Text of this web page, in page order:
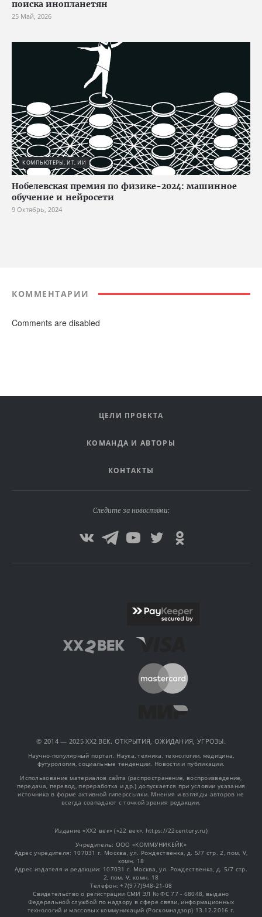
поиска инопланетян
25 Май, 2026
КОМПЬЮТЕРЫ, ИТ, ИИ
Нобелевская премия по физике-2024: машинное
обучение и нейросети
9 Октябрь, 2024
КОММЕНТАРИИ
Comments are disabled
ЦЕЛИ ПРОЕКТА
КОМАНДА И АВТОРЫ
КОНТАКТЫ
Следите за новостями:
© 2014 — 2025 XX2 ВЕК. ОТКРЫТИЯ, ОЖИДАНИЯ, УГРОЗЫ.
Научно-популярный портал. Наука, техника, технологии, медицина,
футурология, социальные тенденции. Новости и публикации.
Использование материалов сайта (распространение, воспроизведение,
передача, перевод, переработка и др.) допускается при условии указания
источника в форме активной гиперссылки. Мнения и взгляды авторов не
всегда совпадают с точкой зрения редакции.
Издание «XX2 век» («22 век», https://22century.ru)
Учредитель: OOO «КОММУНИКЕЙК»
Адрес учредителя: 107031 г. Москва, ул. Рождественка, д. 5/7 стр. 2, пом. V,
комн. 18
Адрес издателя и редакции: 107031 г. Москва, ул. Рождественка, д. 5/7 стр.
2, пом. V, комн. 18
Телефон: +7(977)948-21-08
Свидетельство о регистрации СМИ ЭЛ № ФС 77 - 68048, выдано
Федеральной службой по надзору в сфере связи, информационных
технологий и массовых коммуникаций (Роскомнадзор) 13.12.2016 г.